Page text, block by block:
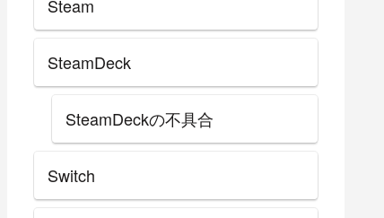
Steam
SteamDeck
SteamDeckの不具合
Switch